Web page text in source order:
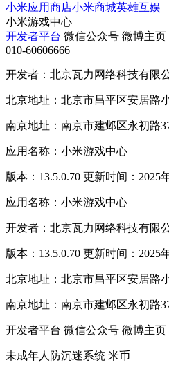
小米应用商店小米商城英雄互娱
小米游戏中心
开发者平台 微信公众号 微博主页
010-60606666
开发者：北京瓦力网络科技有限
北京地址：北京市昌平区安居路
南京地址：南京市建邺区永初路
应用名称：小米游戏中心
版本：13.5.0.70 更新时间：2025
应用名称：小米游戏中心
开发者：北京瓦力网络科技有限
版本：13.5.0.70 更新时间：2025
北京地址：北京市昌平区安居路
南京地址：南京市建邺区永初路
开发者平台 微信公众号 微博主页
未成年人防沉迷系统 米币